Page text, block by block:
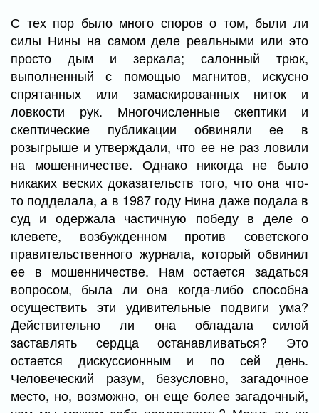
С тех пор было много споров о том, были ли
силы Нины на самом деле реальными или это
просто дым и зеркала; салонный трюк,
выполненный с помощью магнитов, искусно
спрятанных или замаскированных ниток и
ловкости рук. Многочисленные скептики и
скептические публикации обвиняли ее в
розыгрыше и утверждали, что ее не раз ловили
на мошенничестве. Однако никогда не было
никаких веских доказательств того, что она что-
то подделала, а в 1987 году Нина даже подала в
суд и одержала частичную победу в деле о
клевете, возбужденном против советского
правительственного журнала, который обвинил
ее в мошенничестве. Нам остается задаться
вопросом, была ли она когда-либо способна
осуществить эти удивительные подвиги ума?
Действительно ли она обладала силой
заставлять сердца останавливаться? Это
остается дискуссионным и по сей день.
Человеческий разум, безусловно, загадочное
место, но, возможно, он еще более загадочный,